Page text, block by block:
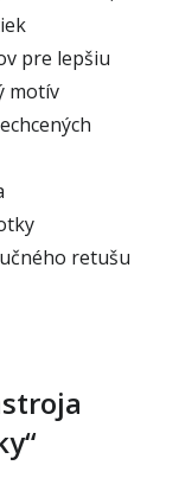
pre lepšiu
motív
retušu